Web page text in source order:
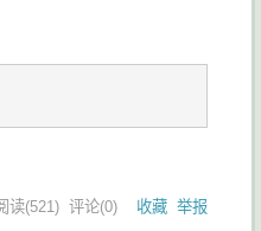
读(521) 评论(0) 收藏 举报